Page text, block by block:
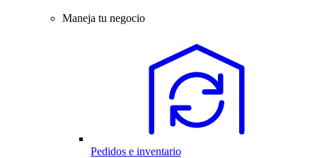
Maneja tu negocio
Pedidos e inventario